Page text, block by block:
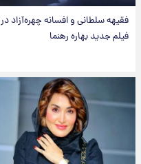
فقیهه سلطانی و افسانه چهره‌آزاد در
فیلم جدید بهاره رهنما